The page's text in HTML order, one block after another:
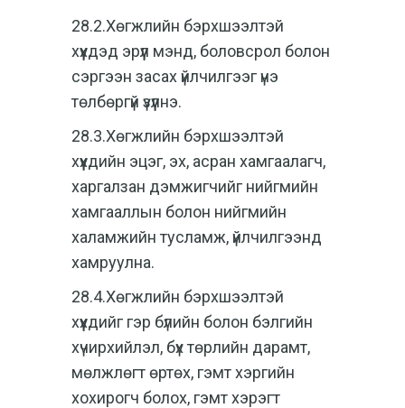
28.2.Хөгжлийн бэрхшээлтэй
хүүхдэд эрүүл мэнд, боловсрол болон
сэргээн засах үйлчилгээг үнэ
төлбөргүй үзүүлнэ.
28.3.Хөгжлийн бэрхшээлтэй
хүүхдийн эцэг, эх, асран хамгаалагч,
харгалзан дэмжигчийг нийгмийн
хамгааллын болон нийгмийн
халамжийн тусламж, үйлчилгээнд
хамруулна.
28.4.Хөгжлийн бэрхшээлтэй
хүүхдийг гэр бүлийн болон бэлгийн
хүчирхийлэл, бүх төрлийн дарамт,
мөлжлөгт өртөх, гэмт хэргийн
хохирогч болох, гэмт хэрэгт